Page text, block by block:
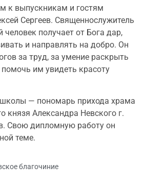
к выпускникам и гостям
Сергеев. Священнослужитель
получает от Бога дар,
и направлять на добро. Он
за труд, за умение раскрыть
помочь им увидеть красоту
— пономарь прихода храма
князя Александра Невского г.
Свою дипломную работу он
теме.
благочиние